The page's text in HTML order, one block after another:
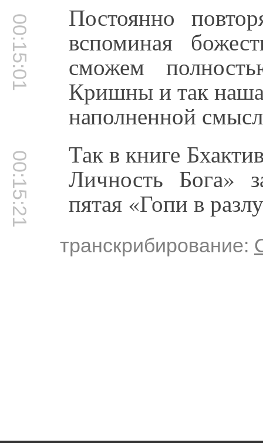
00:15:01 Постоянно
вспоминая
сможем
Кришны и так
наполненной
00:15:21 Так в книге
Личность Бога»
пятая «Гопи в
транскрибирование: